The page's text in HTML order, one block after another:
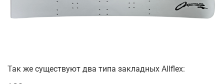
Так же существуют два типа закладных Allflex: